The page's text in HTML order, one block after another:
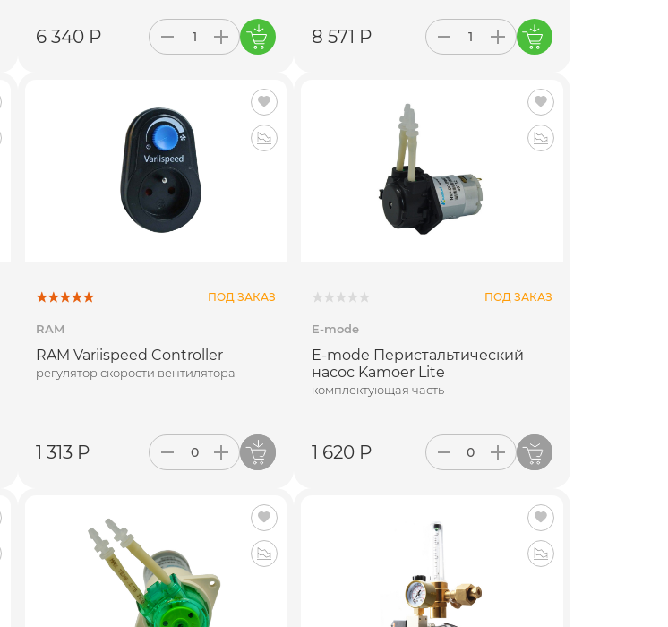
6 340 Р 8 571 Р
ПОД ЗАКАЗ
RAM
RAM Variispeed Controller
регулятор скорости вентилятора
1 313 Р
ПОД ЗАКАЗ
E-mode
E-mode Перистальтический
насос Kamoer Lite
комплектующая часть
1 620 Р